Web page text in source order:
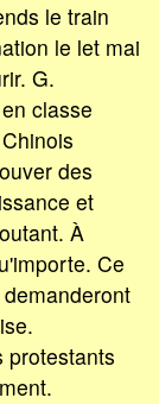
le train
le let mai
G.
classe
des
et
À
Ce